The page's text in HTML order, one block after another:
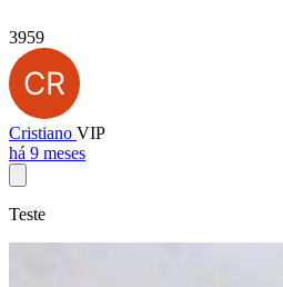
3959
Cristiano VIP
há 9 meses
Teste